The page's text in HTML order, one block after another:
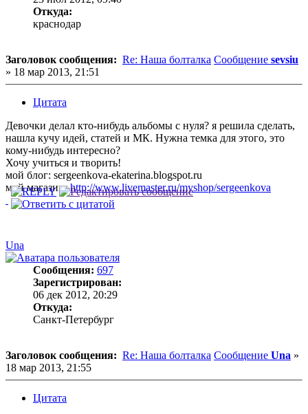
Откуда:
краснодар
Заголовок сообщения: Re: Наша болталка Сообщение sevsiu
» 18 мар 2013, 21:51
Цитата
Девочки делал кто-нибудь альбомы с нуля? я решила сделать,
нашла кучу идей, статей и МК. Нужна темка для этого, это
кому-нибудь интересно?
Хочу учиться и творить!
мой блог: sergeenkova-ekaterina.blogspot.ru
мой магазин:http://www.livemaster.ru/myshop/sergeenkova
Una
Сообщения: 697
Зарегистрирован:
06 дек 2012, 20:29
Откуда:
Санкт-Петербург
Заголовок сообщения: Re: Наша болталка Сообщение Una »
18 мар 2013, 21:55
Цитата